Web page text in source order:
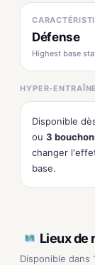
Défense
Highest base
HYPER-
Disponible
ou 3
changer
base.
Lieux de
Disponible dans